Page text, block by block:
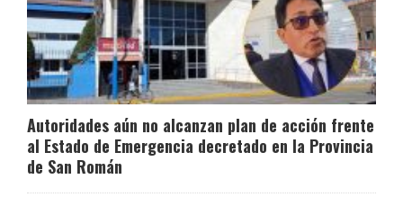
Autoridades aún no alcanzan plan de acción frente
al Estado de Emergencia decretado en la Provincia
de San Román